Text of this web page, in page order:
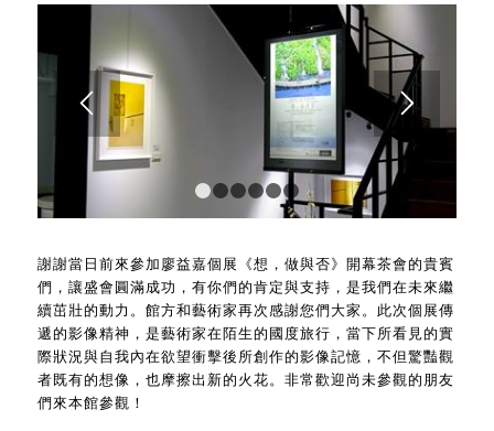
1 2 3 4 5
謝謝當日前來參加廖益嘉個展《想，做與否》開幕茶會的貴賓
們，讓盛會圓滿成功，有你們的肯定與支持，是我們在未來繼
續茁壯的動力。館方和藝術家再次感謝您們大家。此次個展傳
遞的影像精神，是藝術家在陌生的國度旅行，當下所看見的實
際狀況與自我內在欲望衝擊後所創作的影像記憶，不但驚豔觀
者既有的想像，也摩擦出新的火花。非常歡迎尚未參觀的朋友
們來本館參觀！